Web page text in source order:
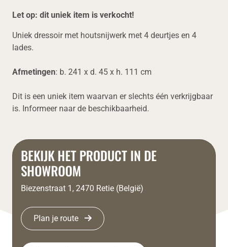
Let op: dit uniek item is verkocht!
Uniek dressoir met houtsnijwerk met 4 deurtjes en 4
lades.
Afmetingen: b. 241 x d. 45 x h. 111 cm
Dit is een uniek item waarvan er slechts één verkrijgbaar
is. Informeer naar de beschikbaarheid.
BEKIJK HET PRODUCT IN DE
SHOWROOM
Biezenstraat 1, 2470 Retie (België)
Plan je route